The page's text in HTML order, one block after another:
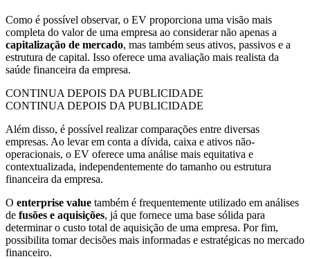
Como é possível observar, o EV proporciona uma visão mais
completa do valor de uma empresa ao considerar não apenas a
capitalização de mercado, mas também seus ativos, passivos e a
estrutura de capital. Isso oferece uma avaliação mais realista da
saúde financeira da empresa.
CONTINUA DEPOIS DA PUBLICIDADE
CONTINUA DEPOIS DA PUBLICIDADE
Além disso, é possível realizar comparações entre diversas
empresas. Ao levar em conta a dívida, caixa e ativos não-
operacionais, o EV oferece uma análise mais equitativa e
contextualizada, independentemente do tamanho ou estrutura
financeira da empresa.
O enterprise value também é frequentemente utilizado em análises
de fusões e aquisições, já que fornece uma base sólida para
determinar o custo total de aquisição de uma empresa. Por fim,
possibilita tomar decisões mais informadas e estratégicas no mercado
financeiro.